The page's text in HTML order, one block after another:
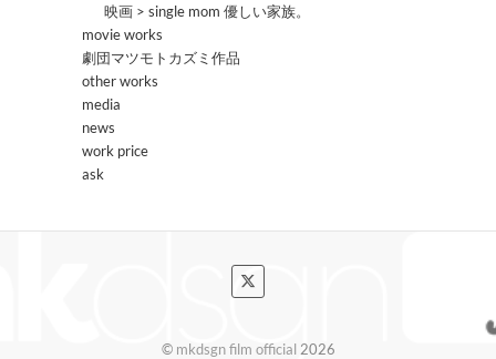
映画 > single mom 優しい家族。
movie works
劇団マツモトカズミ作品
other works
media
news
work price
ask
© mkdsgn film official 2026